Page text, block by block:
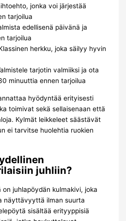
jonka voi järjestää
tarjoilua
edellisenä päivänä ja
tarjoilua
herkku, joka säilyy hyvin
tarjotin valmiiksi ja ota
minuuttia ennen tarjoilua
hyödyntää erityisesti
toimivat sekä sellaisenaan että
Kylmät leikkeleet säästävät
ei tarvitse huolehtia ruokien
juhliin?
juhlapöydän kulmakivi, joka
näyttävyyttä ilman suurta
sisältää erityyppisiä